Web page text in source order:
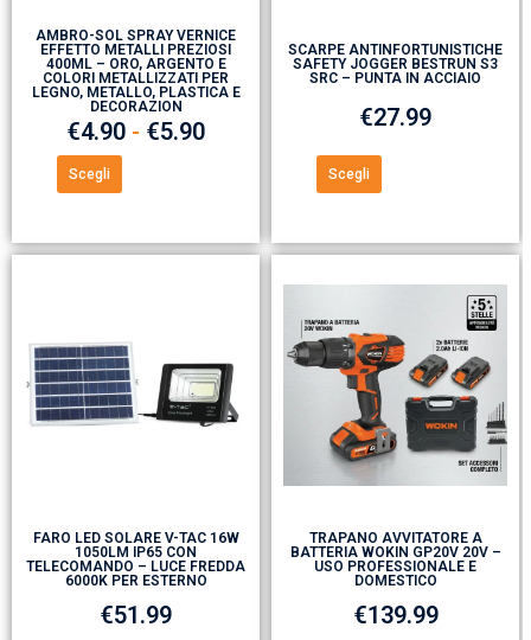
AMBRO-SOL SPRAY VERNICE
EFFETTO METALLI PREZIOSI
400ML – ORO, ARGENTO E
COLORI METALLIZZATI PER
LEGNO, METALLO, PLASTICA E
DECORAZION
€4.90 - €5.90
Scegli
SCARPE ANTINFORTUNISTICHE
SAFETY JOGGER BESTRUN S3
SRC – PUNTA IN ACCIAIO
€27.99
Scegli
FARO LED SOLARE V-TAC 16W
1050LM IP65 CON
TELECOMANDO – LUCE FREDDA
6000K PER ESTERNO
€51.99
TRAPANO AVVITATORE A
BATTERIA WOKIN GP20V 20V –
USO PROFESSIONALE E
DOMESTICO
€139.99